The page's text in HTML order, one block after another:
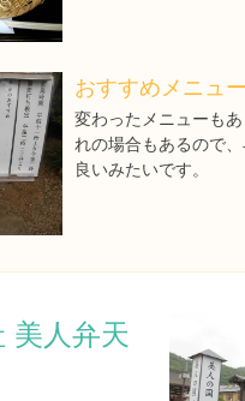
おすすめメニュー
変わったメニューも
れの場合もあるので
良いみたいです。
美人弁天